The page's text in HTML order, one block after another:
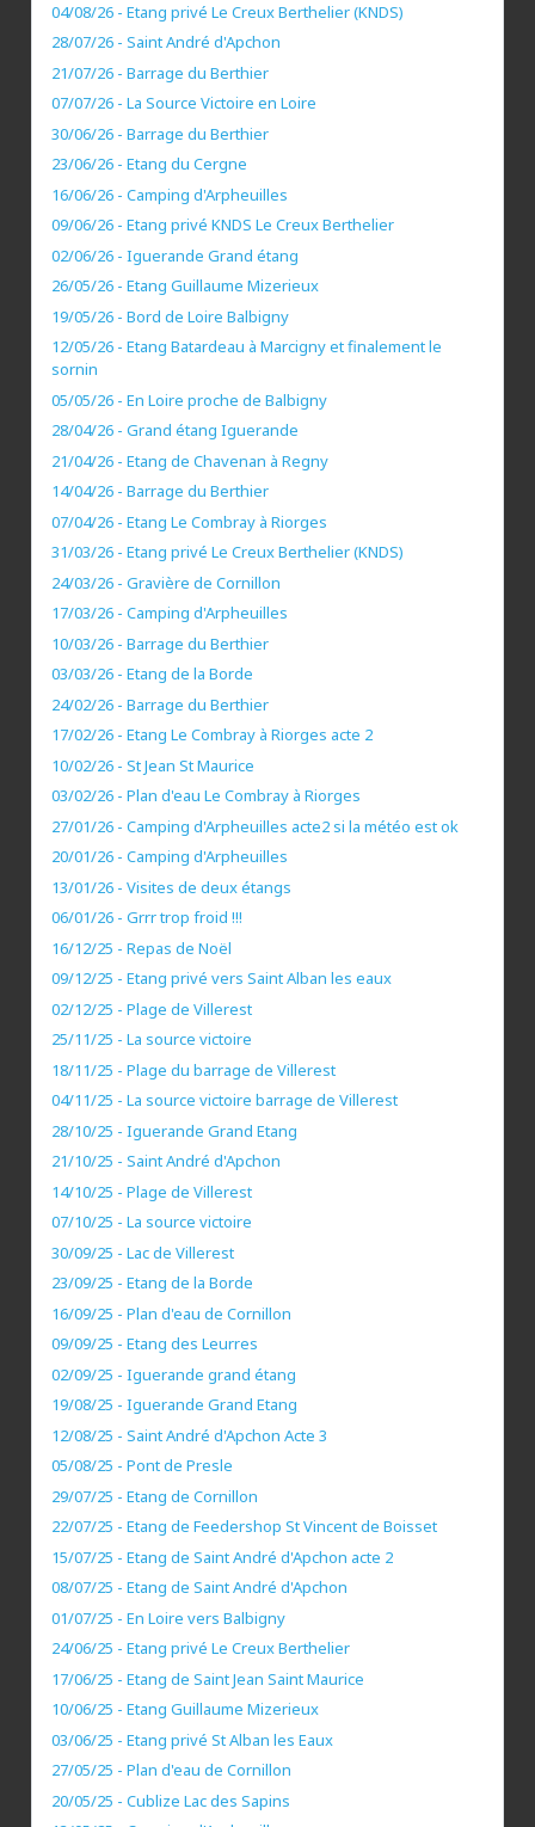
04/08/26 - Etang privé Le Creux Berthelier (KNDS)
28/07/26 - Saint André d'Apchon
21/07/26 - Barrage du Berthier
07/07/26 - La Source Victoire en Loire
30/06/26 - Barrage du Berthier
23/06/26 - Etang du Cergne
16/06/26 - Camping d'Arpheuilles
09/06/26 - Etang privé KNDS Le Creux Berthelier
02/06/26 - Iguerande Grand étang
26/05/26 - Etang Guillaume Mizerieux
19/05/26 - Bord de Loire Balbigny
12/05/26 - Etang Batardeau à Marcigny et finalement le
sornin
05/05/26 - En Loire proche de Balbigny
28/04/26 - Grand étang Iguerande
21/04/26 - Etang de Chavenan à Regny
14/04/26 - Barrage du Berthier
07/04/26 - Etang Le Combray à Riorges
31/03/26 - Etang privé Le Creux Berthelier (KNDS)
24/03/26 - Gravière de Cornillon
17/03/26 - Camping d'Arpheuilles
10/03/26 - Barrage du Berthier
03/03/26 - Etang de la Borde
24/02/26 - Barrage du Berthier
17/02/26 - Etang Le Combray à Riorges acte 2
10/02/26 - St Jean St Maurice
03/02/26 - Plan d'eau Le Combray à Riorges
27/01/26 - Camping d'Arpheuilles acte2 si la météo est ok
20/01/26 - Camping d'Arpheuilles
13/01/26 - Visites de deux étangs
06/01/26 - Grrr trop froid !!!
16/12/25 - Repas de Noël
09/12/25 - Etang privé vers Saint Alban les eaux
02/12/25 - Plage de Villerest
25/11/25 - La source victoire
18/11/25 - Plage du barrage de Villerest
04/11/25 - La source victoire barrage de Villerest
28/10/25 - Iguerande Grand Etang
21/10/25 - Saint André d'Apchon
14/10/25 - Plage de Villerest
07/10/25 - La source victoire
30/09/25 - Lac de Villerest
23/09/25 - Etang de la Borde
16/09/25 - Plan d'eau de Cornillon
09/09/25 - Etang des Leurres
02/09/25 - Iguerande grand étang
19/08/25 - Iguerande Grand Etang
12/08/25 - Saint André d'Apchon Acte 3
05/08/25 - Pont de Presle
29/07/25 - Etang de Cornillon
22/07/25 - Etang de Feedershop St Vincent de Boisset
15/07/25 - Etang de Saint André d'Apchon acte 2
08/07/25 - Etang de Saint André d'Apchon
01/07/25 - En Loire vers Balbigny
24/06/25 - Etang privé Le Creux Berthelier
17/06/25 - Etang de Saint Jean Saint Maurice
10/06/25 - Etang Guillaume Mizerieux
03/06/25 - Etang privé St Alban les Eaux
27/05/25 - Plan d'eau de Cornillon
20/05/25 - Cublize Lac des Sapins